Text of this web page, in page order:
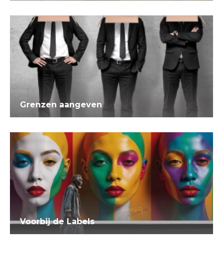
Grenzen aangeven
Voorbij de Labels